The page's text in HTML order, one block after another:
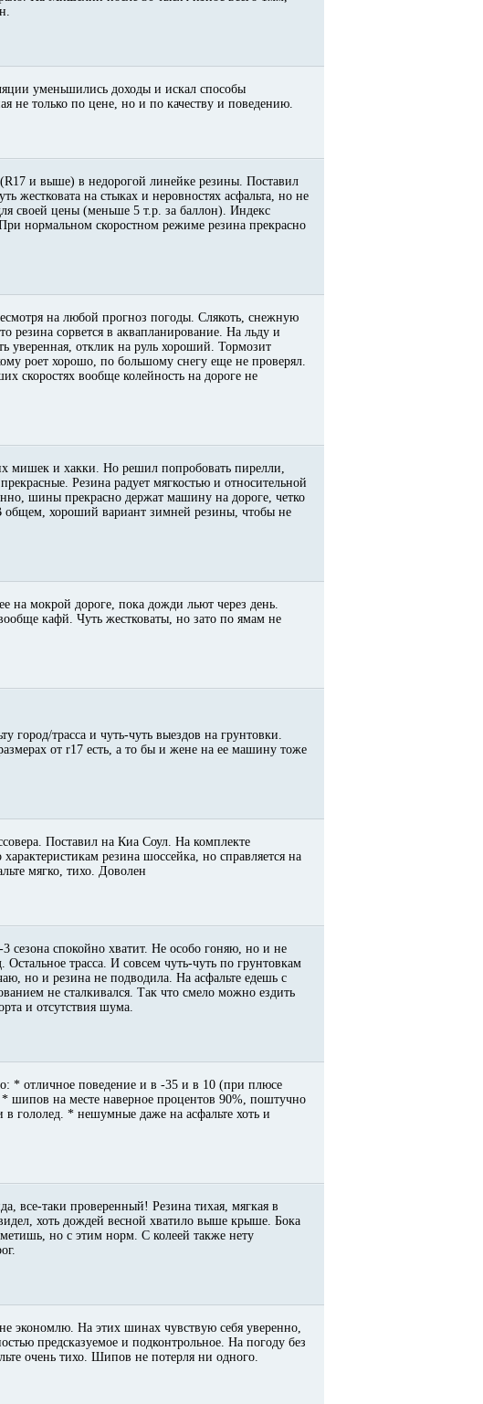
уменьшились доходы и искал способы
не только по цене, но и по качеству и поведению.
и выше) в недорогой линейке резины. Поставил
жестковата на стыках и неровностях асфальта, но не
своей цены (меньше 5 т.р. за баллон). Индекс
нормальном скоростном режиме резина прекрасно
на любой прогноз погоды. Слякоть, снежную
сорвется в аквапланирование. На льду и
уверенная, отклик на руль хороший. Тормозит
роет хорошо, по большому снегу еще не проверял.
скоростях вообще колейность на дороге не
мишек и хакки. Но решил попробовать пирелли,
Резина радует мягкостью и относительной
шины прекрасно держат машину на дороге, четко
общем, хороший вариант зимней резины, чтобы не
на мокрой дороге, пока дожди льют через день.
кафй. Чуть жестковаты, но зато по ямам не
город/трасса и чуть-чуть выездов на грунтовки.
от r17 есть, а то бы и жене на ее машину тоже
Поставил на Киа Соул. На комплекте
резина шоссейка, но справляется на
мягко, тихо. Доволен
сезона спокойно хватит. Не особо гоняю, но и не
трасса. И совсем чуть-чуть по грунтовкам
но и резина не подводила. На асфальте едешь с
не сталкивался. Так что смело можно ездить
и отсутствия шума.
* отличное поведение и в -35 и в 10 (при плюсе
шипов на месте наверное процентов 90%, поштучно
гололед. * нешумные даже на асфальте хоть и
все-таки проверенный! Резина тихая, мягкая в
хоть дождей весной хватило выше крыше. Бока
но с этим норм. С колеей также нету
экономлю. На этих шинах чувствую себя уверенно,
предсказуемое и подконтрольное. На погоду без
очень тихо. Шипов не потерля ни одного.